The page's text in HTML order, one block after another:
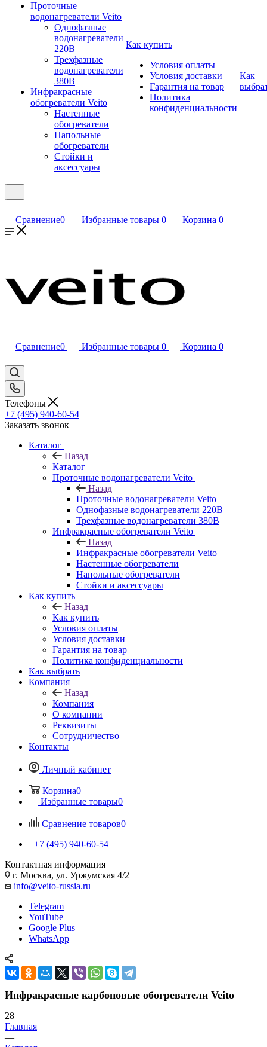
Проточные
водонагреватели Veito
Однофазные
водонагреватели
220В
Трехфазные
водонагреватели
380В
Инфракрасные
обогреватели Veito
Настенные
обогреватели
Напольные
обогреватели
Стойки и
аксессуары
Как купить
Условия оплаты
Условия доставки
Гарантия на товар
Политика
конфиденциальности
Как
Сравнение0 Избранные товары 0 Корзина 0
Сравнение0 Избранные товары 0 Корзина 0
Телефоны
+7 (495) 940-60-54
Заказать звонок
Каталог
Назад
Каталог
Проточные водонагреватели Veito
Назад
Проточные водонагреватели Veito
Однофазные водонагреватели 220В
Трехфазные водонагреватели 380В
Инфракрасные обогреватели Veito
Назад
Инфракрасные обогреватели Veito
Настенные обогреватели
Напольные обогреватели
Стойки и аксессуары
Как купить
Назад
Как купить
Условия оплаты
Условия доставки
Гарантия на товар
Политика конфиденциальности
Как выбрать
Компания
Назад
Компания
О компании
Реквизиты
Сотрудничество
Контакты
Личный кабинет
Корзина0
Избранные товары0
Сравнение товаров0
+7 (495) 940-60-54
Контактная информация
г. Москва, ул. Уржумская 4/2
info@veito-russia.ru
Telegram
YouTube
Google Plus
WhatsApp
Инфракрасные карбоновые обогреватели Veito
28
Главная
—